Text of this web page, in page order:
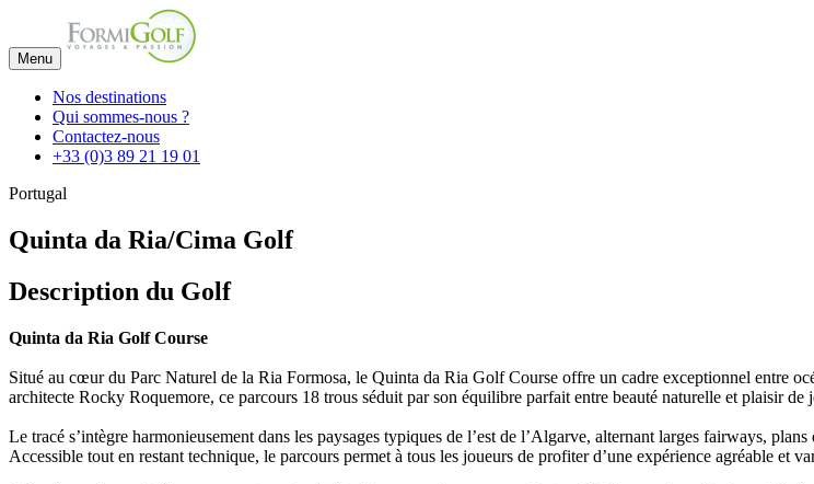
Menu
Nos destinations
Qui sommes-nous ?
Contactez-nous
+33 (0)3 89 21 19 01
Portugal
Quinta da Ria/Cima Golf
Description du Golf
Quinta da Ria Golf Course
Situé au cœur du Parc Naturel de la Ria Formosa, le Quinta da Ria Golf Course offre un cadre exceptionnel entre
architecte Rocky Roquemore, ce parcours 18 trous séduit par son équilibre parfait entre beauté naturelle et plaisir de
Le tracé s’intègre harmonieusement dans les paysages typiques de l’est de l’Algarve, alternant larges fairways,
Accessible tout en restant technique, le parcours permet à tous les joueurs de profiter d’une expérience agréable et